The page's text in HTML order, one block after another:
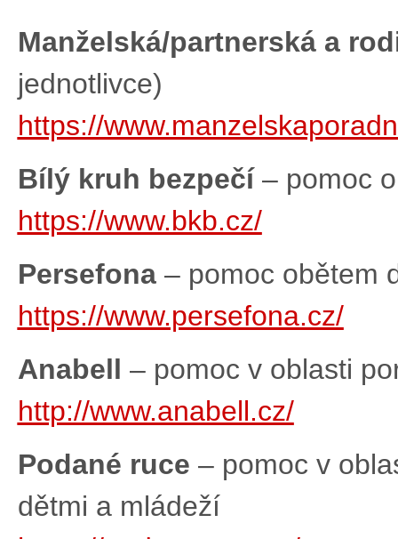
Manželská/partnerská a
jednotlivce)
https://
Bílý kruh bezpečí– pomoc
https://www.bkb.cz/
Persefona– pomoc obětem
https://www.persefona.cz/
Anabell – pomoc v oblasti
http://www.anabell.cz/
Podané ruce – pomoc v
dětmi a mládeží